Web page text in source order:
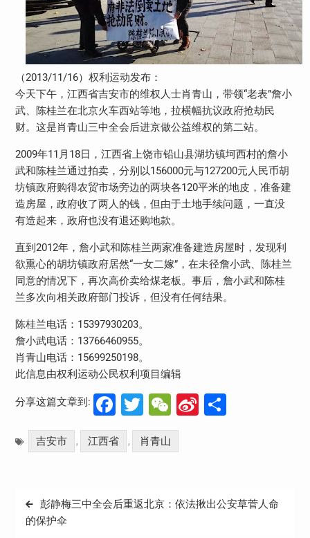
（2013/11/16）权利运动发布：
今天下午，江西省吉安市的维权人士肖青山，带领“老表”詹小
武、陈桂兰在北京火车西站等地，拉横幅抗议政府抢劫民
财。这是肖青山三中全会后进京做公益维权的第二站。
2009年11月18日，江西省上饶市铅山县湖坊镇坷西村的詹小
武和陈桂兰通过拍卖，分别以156000元与127200元人民币胡
坊镇政府购得农贸市场旁边的两块各120平米的地皮，准备建
造房屋，政府收了两人的钱，但由于土地手续问题，一直没
有造起来，政府也没有退还购地款。
直到2012年，詹小武和陈桂兰两家准备建造房屋时，发现利
欲熏心的胡坊镇政府居然“一女二嫁”，在未径詹小武、陈桂兰
同意的情况下，再次高价卖给煤老板。事后，詹小武和陈桂
兰多次向相关政府部门投诉，但没有任何结果。
陈桂兰电话：15397930203。
詹小武电话：13766460955。
肖青山电话：15699250198。
此信息由权利运动公民权利项目编辑
分享这篇文章到: Facebook
Twitter
WeChat
Sina分
吉安市 , 江西省 , 肖青山
文
章
彭静梅三中全会后重返北京：依法揪出公安草菅人命
的保护伞